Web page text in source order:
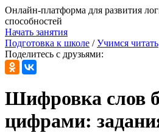
Онлайн-платформа для развития
способностей
Начать занятия
Подготовка к школе /Учимся читать
Поделитесь с друзьями:
Шифровка слов
цифрами: